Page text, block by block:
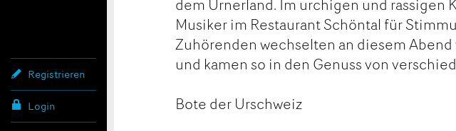
Registrieren
Login
dem Urnerland. Im urchigen und rassigen
Musiker im Restaurant Schöntal für
Zuhörenden wechselten an diesem
und kamen so in den Genuss von
Bote der Urschweiz